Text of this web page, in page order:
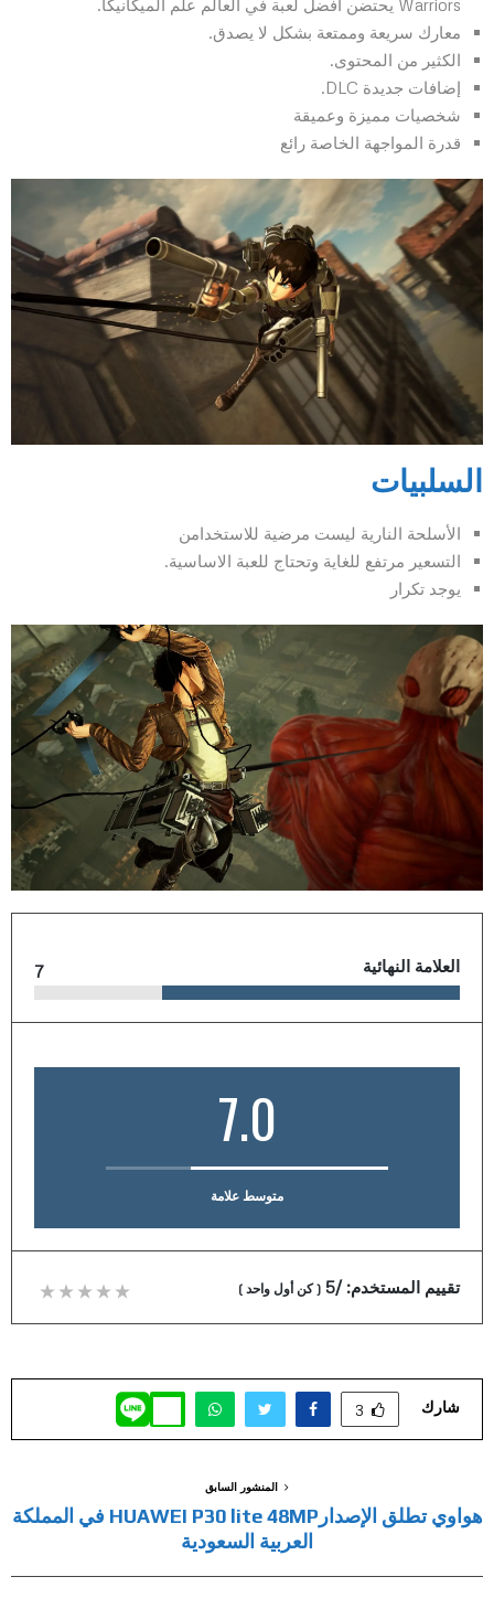
Warriors يحتضن أفضل لعبة في العالم علم الميكانيكا.
معارك سريعة وممتعة بشكل لا يصدق.
الكثير من المحتوى.
إضافات جديدة DLC.
شخصيات مميزة وعميقة
قدرة المواجهة الخاصة رائع
السلبيات
الأسلحة النارية ليست مرضية للاستخدامن
التسعير مرتفع للغاية وتحتاج للعبة الاساسية.
يوجد تكرار
العلامة النهائية 7
7.0
متوسط علامة
تقييم المستخدم:/5
(كن أول واحد )
شارك 3
المنشور السابق
هواوي تطلق الإصدارHUAWEI P30 lite 48MP في المملكة
العربية السعودية